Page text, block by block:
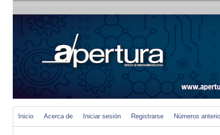
Inicio Acerca de Iniciar sesión Registrarse Números